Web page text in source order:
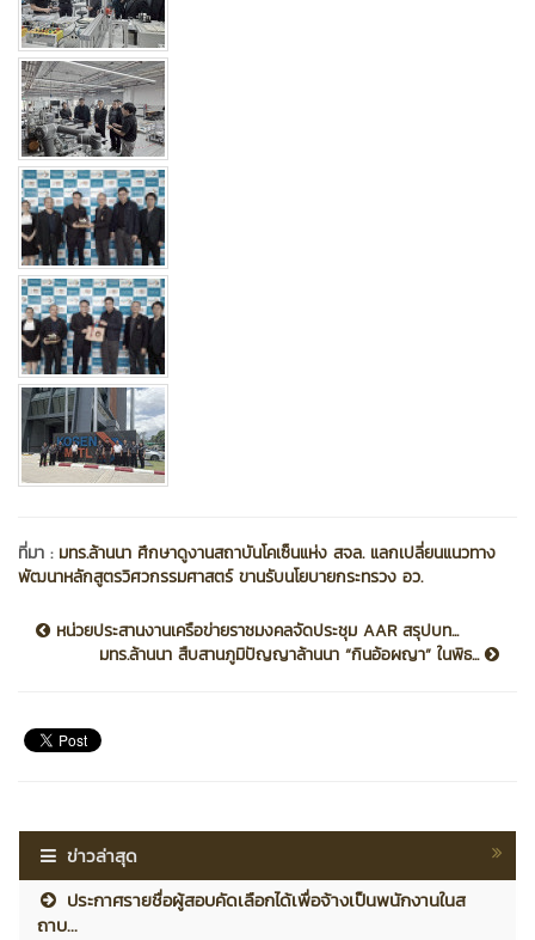
ที่มา : มทร.ล้านนา ศึกษาดูงานสถาบันโคเซ็นแห่ง สจล. แลกเปลี่ยนแนวทาง
พัฒนาหลักสูตรวิศวกรรมศาสตร์ ขานรับนโยบายกระทรวง อว.
หน่วยประสานงานเครือข่ายราชมงคลจัดประชุม AAR สรุปบท...
มทร.ล้านนา สืบสานภูมิปัญญาล้านนา “กินอ้อผญา” ในพิธ...
ข่าวล่าสุด
ประกาศรายชื่อผู้สอบคัดเลือกได้เพื่อจ้างเป็นพนักงานในส
ถาบ...